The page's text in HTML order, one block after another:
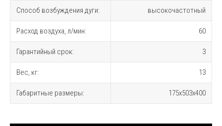
Способ возбуждения дуги: высокочастотный
Расход воздуха, л/мин: 60
Гарантийный срок: 3
Вес, кг: 13
Габаритные размеры: 175x503x400